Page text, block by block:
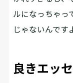
ルになっちゃっ
じゃないんです
良きエッ